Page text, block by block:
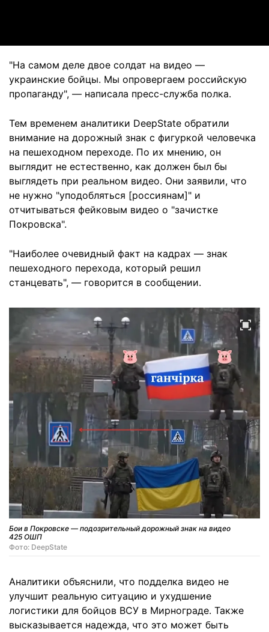
"На самом деле двое солдат на видео —
украинские бойцы. Мы опровергаем российскую
пропаганду", — написала пресс-служба полка.
Тем временем аналитики DeepState обратили
внимание на дорожный знак с фигуркой человечка
на пешеходном переходе. По их мнению, он
выглядит не естественно, как должен был бы
выглядеть при реальном видео. Они заявили, что
не нужно "уподобляться [россиянам]" и
отчитываться фейковым видео о "зачистке
Покровска".
"Наиболее очевидный факт на кадрах — знак
пешеходного перехода, который решил
станцевать", — говорится в сообщении.
Бои в Покровске — подозрительный дорожный знак на видео
425 ОШП
Фото: DeepState
Аналитики объяснили, что подделка видео не
улучшит реальную ситуацию и ухудшение
логистики для бойцов ВСУ в Мирнограде. Также
высказывается надежда, что это может быть